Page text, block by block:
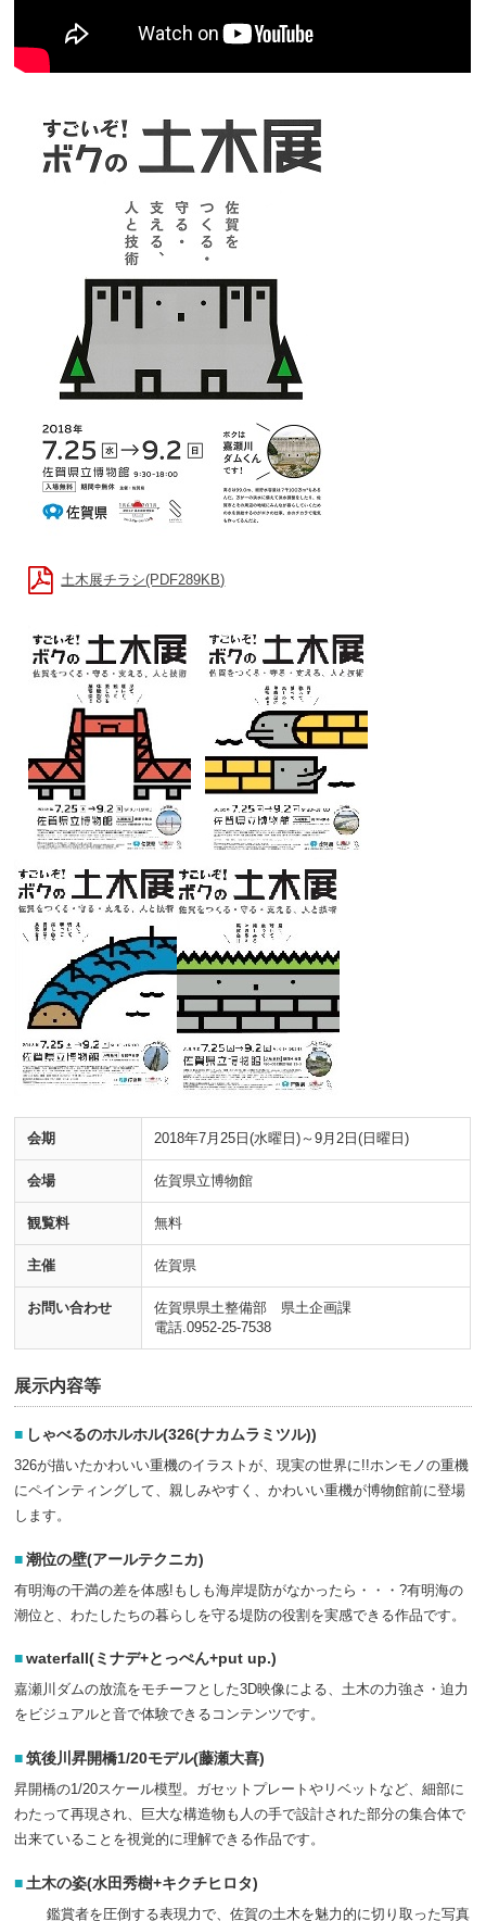
土木展チラシ(PDF289KB)
会期 2018年7月25日(水曜日)～9月2日(日曜日)
会場 佐賀県立博物館
観覧料 無料
主催 佐賀県
お問い合わせ
佐賀県県土整備部 県土企画課
電話.0952-25-7538
展示内容等
しゃべるのホルホル(326(ナカムラミツル))
326が描いたかわいい重機のイラストが、現実の世界に!!ホンモノの重機
にペインティングして、親しみやすく、かわいい重機が博物館前に登場
します。
潮位の壁(アールテクニカ)
有明海の干満の差を体感!もしも海岸堤防がなかったら・・・?有明海の
潮位と、わたしたちの暮らしを守る堤防の役割を実感できる作品です。
waterfall(ミナデ+とっぺん+put up.)
嘉瀬川ダムの放流をモチーフとした3D映像による、土木の力強さ・迫力
をビジュアルと音で体験できるコンテンツです。
筑後川昇開橋1/20モデル(藤瀬大喜)
昇開橋の1/20スケール模型。ガセットプレートやリベットなど、細部に
わたって再現され、巨大な構造物も人の手で設計された部分の集合体で
出来ていることを視覚的に理解できる作品です。
土木の姿(水田秀樹+キクチヒロタ)
鑑賞者を圧倒する表現力で、佐賀の土木を魅力的に切り取った写真